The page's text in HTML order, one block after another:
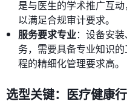
是与医生的学术推广互
以满足合规审计要求。
服务要求专业：设备安
务，需要具备专业知识
程的精细化管理要求高。
选型关键：医疗健康